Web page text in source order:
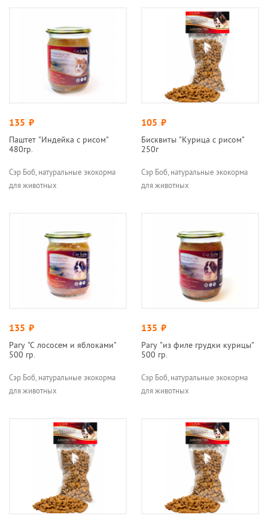
135 руб.
Паштет "Индейка с рисом"
480гр.
Сэр Боб, натуральные экокорма
для животных
105 руб.
Бисквиты "Курица с рисом"
250г
Сэр Боб, натуральные экокорма
для животных
135 руб.
Рагу "С лососем и яблоками"
500 гр.
Сэр Боб, натуральные экокорма
для животных
135 руб.
Рагу "из филе грудки курицы"
500 гр.
Сэр Боб, натуральные экокорма
для животных